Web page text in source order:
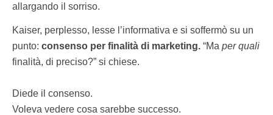
allargando il sorriso.
Kaiser, perplesso, lesse l’informativa e si soffermò su un
punto: consenso per finalità di marketing. “Ma per quali
finalità, di preciso?” si chiese.
Diede il consenso.
Voleva vedere cosa sarebbe successo.